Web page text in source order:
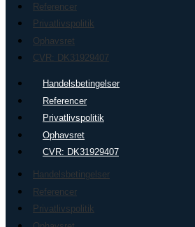
Referencer
Privatlivspolitik
Ophavsret
CVR: DK31929407
Handelsbetingelser
Referencer
Privatlivspolitik
Ophavsret
CVR: DK31929407
Handelsbetingelser
Referencer
Privatlivspolitik